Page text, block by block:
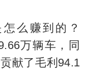
么赚到的？
万辆车，同
献了毛利94.1